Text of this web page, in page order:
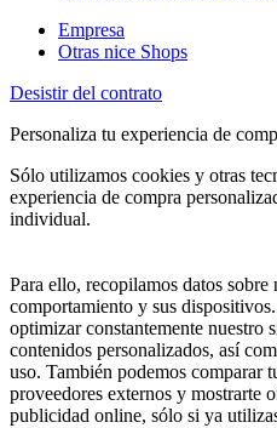
Empresa
Otras nice Shops
Desistir del contrato
Personaliza tu experiencia de
Sólo utilizamos cookies y otras
experiencia de compra
individual.
Para ello, recopilamos datos sobre
comportamiento y sus
optimizar constantemente
contenidos personalizados, así
uso. También podemos comparar
proveedores externos y mostrarte
publicidad online, sólo si ya